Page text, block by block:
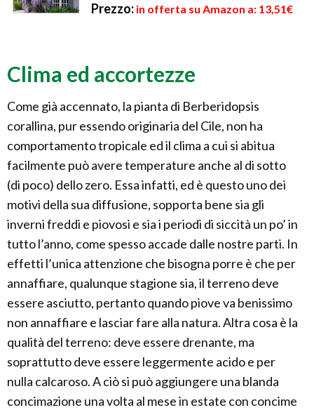
Prezzo: in offerta su Amazon a: 13,51€
Clima ed accortezze
Come già accennato, la pianta di Berberidopsis
corallina, pur essendo originaria del Cile, non ha
comportamento tropicale ed il clima a cui si abitua
facilmente può avere temperature anche al di sotto
(di poco) dello zero. Essa infatti, ed è questo uno dei
motivi della sua diffusione, sopporta bene sia gli
inverni freddi e piovosi e sia i periodi di siccità un po’ in
tutto l’anno, come spesso accade dalle nostre parti. In
effetti l’unica attenzione che bisogna porre è che per
annaffiare, qualunque stagione sia, il terreno deve
essere asciutto, pertanto quando piove va benissimo
non annaffiare e lasciar fare alla natura. Altra cosa è la
qualità del terreno: deve essere drenante, ma
soprattutto deve essere leggermente acido e per
nulla calcaroso. A ciò si può aggiungere una blanda
concimazione una volta al mese in estate con concime